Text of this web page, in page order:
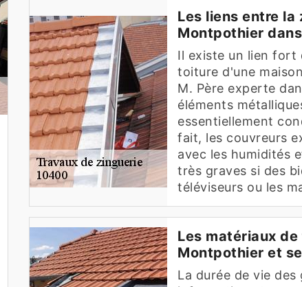
Les liens entre
Montpothier
Il existe un lien fort
toiture d'une
M. Père experte
éléments
essentiellement
fait, les couvreurs
avec les humidités
très graves si des
téléviseurs ou les
Les matériaux
Montpothier et
La durée de vie